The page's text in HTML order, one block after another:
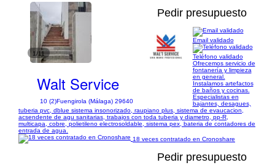
1/11
Pedir presupuesto
Walt Service
10 (2)Fuengirola (Málaga) 29640
Email validado
Teléfono validado
Ofrecemos servicio de
fontanería y limpieza
en general.
Instalamos artefactos
de baños y cocinas.
Especialistas en
bajantes, desagues,
tuberia pvc, dblue sistema insonorizado, raupiano plus, sistema de evaucacion,
acsendente de agu sanitarias, trabajos con toda tuberia y diametro, pp-R,
multicapa, cobre, polietileno electrosoldable, sistema pex, bateria de contadores de
entrada de agua.
18 veces contratado en Cronoshare
Pedir presupuesto